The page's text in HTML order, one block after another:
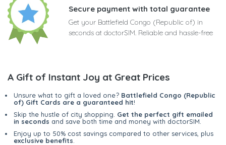
Secure payment with total guarantee
Get your Battlefield Congo (Republic of) in
seconds at doctorSIM. Reliable and hassle-free
A Gift of Instant Joy at Great Prices
Unsure what to gift a loved one? Battlefield Congo (Republic
of) Gift Cards are a guaranteed hit!
Skip the hustle of city shopping. Get the perfect gift emailed
in seconds and save both time and money with doctorSIM.
Enjoy up to 50% cost savings compared to other services, plus
exclusive benefits